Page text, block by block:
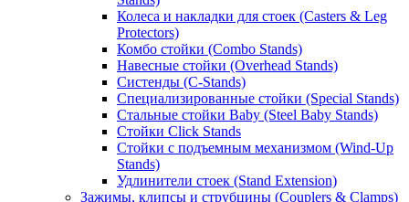
Колеса и накладки для стоек (Casters & Leg
Protectors)
Комбо стойки (Combo Stands)
Навесные стойки (Overhead Stands)
Систенды (C-Stands)
Специализированные стойки (Special Stands)
Стальные стойки Baby (Steel Baby Stands)
Стойки Click Stands
Стойки с подъемным механизмом (Wind-Up
Stands)
Удлинители стоек (Stand Extension)
Зажимы, клипсы и струбцины (Couplers & Clamps)